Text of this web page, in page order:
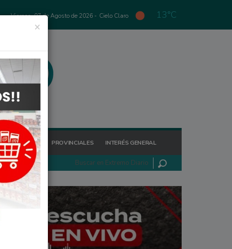
Viernes, 07 de Agosto de 2026 - Cielo Claro 13°C
REGIONALES PROVINCIALES INTERÉS GENERAL
×